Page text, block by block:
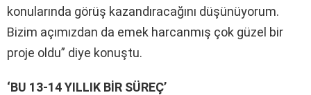
konularında görüş kazandıracağını düşünüyorum.
Bizim açımızdan da emek harcanmış çok güzel bir
proje oldu” diye konuştu.
‘BU 13-14 YILLIK BİR SÜREÇ’